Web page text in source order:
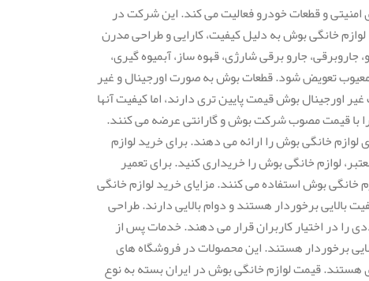
امنیتی و قطعات خودرو فعالیت می کند. این شرکت در
لوازم خانگی بوش به دلیل کیفیت، کارایی و طراحی مدرن
جارو برقی شارژی، قهوه ساز، آبمیوه گیری،
تعویض شود. قطعات بوش به صورت اورجینال و غیر
اورجینال بوش قیمت پایین تری دارند، اما کیفیت آنها
با قیمت مصوب شرکت بوش و گارانتی عرضه می کنند.
خانگی بوش را ارائه می دهند. برای خرید لوازم
لوازم خانگی بوش را خریداری کنید. برای تعمیر
بوش استفاده می کنند. مزایای خرید لوازم خانگی
بالایی برخوردار هستند و دوام بالایی دارند. طراحی
را در اختیار کاربران قرار می دهند. خدمات پس از
برخوردار هستند. این محصولات در فروشگاه های
قیمت لوازم خانگی بوش در ایران بسته به نوع